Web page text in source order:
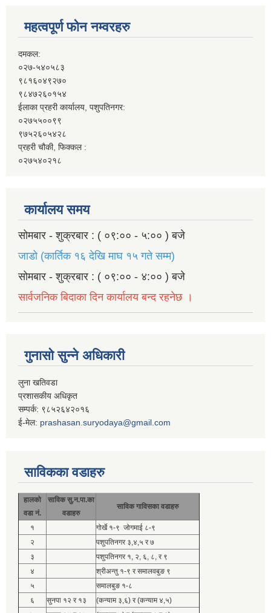
महत्वपूर्ण फोन नम्वरहरु
दमकल:
०२७-५४०५८३
९८१६०४९२७०
९८४७२६०१५४
ईलाका प्रहरी कार्यालय, पशुपतिनगर:
०२७५५००९९
९७५२६०५४२८
प्रहरी चौकी, फिक्कल :
०२७५४०२१८
कार्यालय समय
सोमबार - शुक्रबार : ( ०९:०० - ५:०० ) बजे
जाडो (कार्तिक १६ देखि माघ १५ गते सम्म)
सोमबार - शुक्रबार : ( ०९:०० - ४:०० ) बजे
सार्वजनिक बिदाका दिन कार्यालय बन्द रहनेछ ।
गुनासो सुन्ने अधिकारी
लुना खतिवडा
प्रशासकीय अधिकृत
सम्पर्क: ९८५२६४२०१६
ई-मेल: prashasan.suryodaya@gmail.com
साविकका वडाहरु
हालको
वडा नं.
साविक सु.न.पा.का
वडाहरु
साविक गाविसका वडाहरु
१
गोर्खे १-९ जोगमाई ८-९
२
पशुपतिनगर ३,४,५ र ७
३
पशुपतिनगर १, २, ६, ८, र ९
४
श्रीअन्तु १-९ र समालवबुङ ९
५
समालबुङ १-८
६
सुनपा १२ र १३
(कन्याम ३,६) र (कन्याम ४,५)